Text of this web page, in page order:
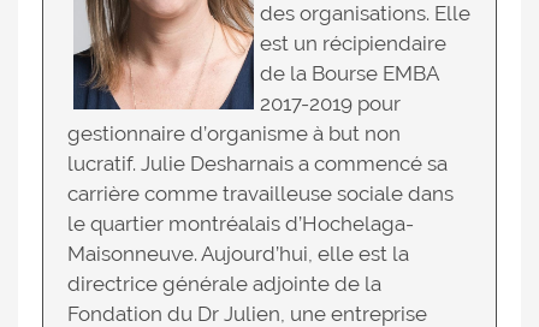
des organisations. Elle
est un récipiendaire
de la Bourse EMBA
2017-2019 pour
gestionnaire d’organisme à but non
lucratif. Julie Desharnais a commencé sa
carrière comme travailleuse sociale dans
le quartier montréalais d’Hochelaga-
Maisonneuve. Aujourd’hui, elle est la
directrice générale adjointe de la
Fondation du Dr Julien, une entreprise